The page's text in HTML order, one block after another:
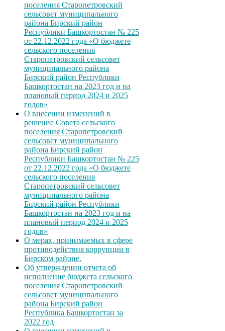
поселения Старопетровский
сельсовет муниципального
района Бирский район
Республики Башкортостан № 225
от 22.12.2022 года «О бюджете
сельского поселения
Старопетровский сельсовет
муниципального района
Бирский район Республики
Башкортостан на 2023 год и на
плановый период 2024 и 2025
годов»
О внесении изменений в
решение Совета сельского
поселения Старопетровский
сельсовет муниципального
района Бирский район
Республики Башкортостан № 225
от 22.12.2022 года «О бюджете
сельского поселения
Старопетровский сельсовет
муниципального района
Бирский район Республики
Башкортостан на 2023 год и на
плановый период 2024 и 2025
годов»
О мерах, принимаемых в сфере
противодействия коррупции в
Бирском районе.
Об утверждении отчета об
исполнение бюджета сельского
поселения Старопетровский
сельсовет муниципального
района Бирский район
Республика Башкортостан за
2022 год